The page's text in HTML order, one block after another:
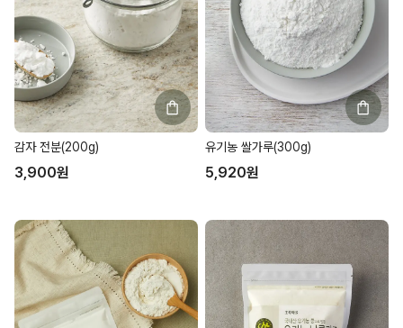
감자 전분(200g)
3,900원
유기농 쌀가루(300g)
5,920원